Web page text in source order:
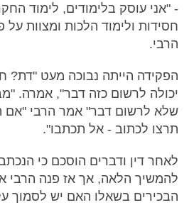
- "אני עוסק בלימודים, לימוד
חסידות ולימוד הלכות ומצוות
הרבי.
הפקידה הייתה נבוכה מעט "דת?
יכולה לרשום כזה דבר", אמרה.
שלא לרשום דבר" אמר הרבי "אם
תרצו לכתוב - אל תכתבו".
לאחר דין ודברים הוסכם כי
להמשיך הלאה, אך אז פנה הרבי
הבכירים בשאלו האם יש לסמוך